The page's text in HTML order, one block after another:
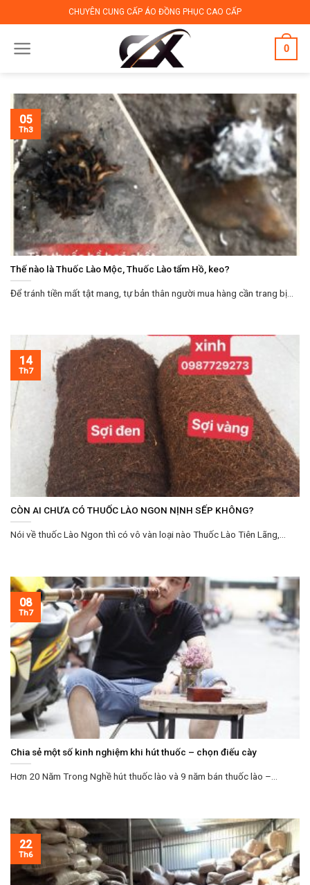
to
content
CHUYÊN CUNG CẤP ÁO ĐỒNG PHỤC CAO CẤP
0
Thế nào là Thuốc Lào Mộc, Thuốc Lào tẩm Hồ, keo?
Để tránh tiền mất tật mang, tự bản thân người mua hàng cần trang bị...
05
Th3
CÒN AI CHƯA CÓ THUỐC LÀO NGON NỊNH SẾP KHÔNG?
Nói về thuốc Lào Ngon thì có vô vàn loại nào Thuốc Lào Tiên Lãng,...
14
Th7
Chia sẻ một số kinh nghiệm khi hút thuốc – chọn điếu cày
Hơn 20 Năm Trong Nghề hút thuốc lào và 9 năm bán thuốc lào –...
08
Th7
22
Th6